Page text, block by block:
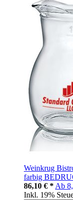
Weinkrug
farbig
86,10 € * Ab
Inkl. 19%